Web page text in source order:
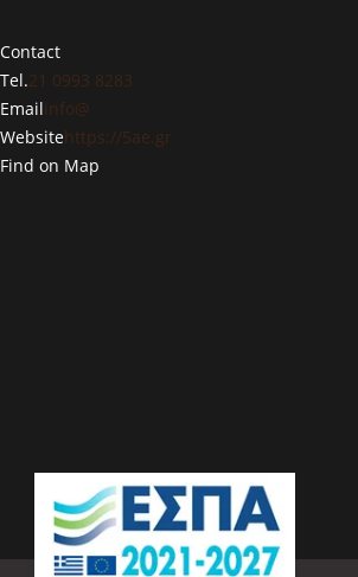
Contact
Tel.21 0993 8283
Emailinfo@
Websitehttps://5ae.gr
Find on Map